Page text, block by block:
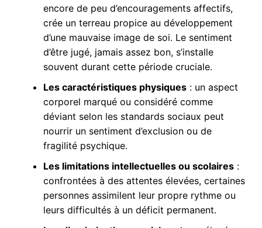
encore de peu d’encouragements affectifs,
crée un terreau propice au développement
d’une mauvaise image de soi. Le sentiment
d’être jugé, jamais assez bon, s’installe
souvent durant cette période cruciale.
Les caractéristiques physiques: un aspect
corporel marqué ou considéré comme
déviant selon les standards sociaux peut
nourrir un sentiment d’exclusion ou de
fragilité psychique.
Les limitations intellectuelles ou scolaires:
confrontées à des attentes élevées, certaines
personnes assimilent leur propre rythme ou
leurs difficultés à un déficit permanent.